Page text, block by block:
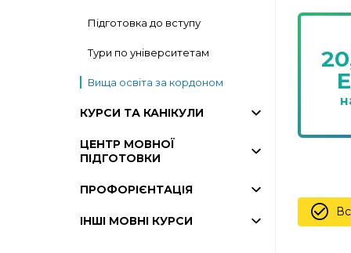
Підготовка до вступу
Тури по університетам
Вища освіта за кордоном
КУРСИ ТА КАНІКУЛИ
ЦЕНТР МОВНОЇ
ПІДГОТОВКИ
ПРОФОРІЄНТАЦІЯ
ІНШІ МОВНІ КУРСИ